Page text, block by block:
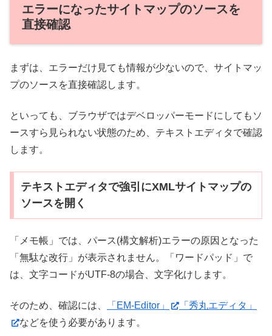
エラーになったサイトマップのソースを
直接確認
まずは、エラーだけ見ても情報が少ないので、サイトマッ
プのソースを直接確認します。
といっても、ブラウザではデベロッパーモードにしてもソ
ースすら見られない状態のため、テキストエディタで確認
します。
テキストエディタで強引にXMLサイトマップの
ソースを開く
「メモ帳」では、パース(構文解析)エラーの原因となった
「無駄な改行」が表示されません。「ワードパッド」で
は、文字コードがUTF-8の場合、文字化けします。
そのため、確認には、 「EM-Editor」
「秀丸エディタ」
などを使う必要があります。